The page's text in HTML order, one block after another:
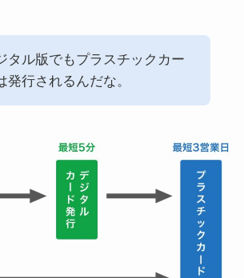
タル版でもプラスチックカー
発行されるんだな。